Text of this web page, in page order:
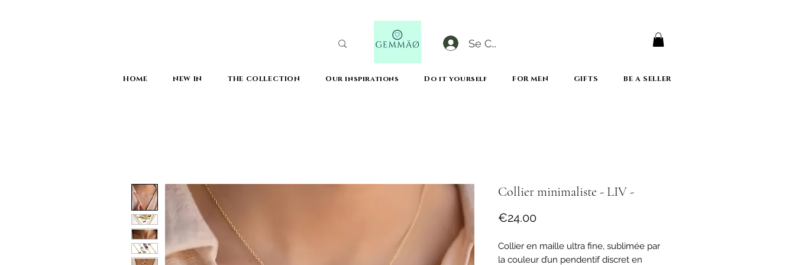
Se Connecter
HOME NEW IN THE COLLECTION Our inspirations Do it yourself FOR MEN GIFTS BE A SELLER
Collier minimaliste - LIV -
€24.00Price
Collier en maille ultra fine, sublimée par
la couleur d’un pendentif discret en